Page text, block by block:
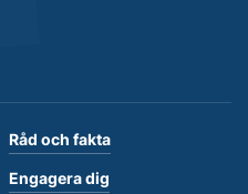
Råd och fakta
Engagera dig